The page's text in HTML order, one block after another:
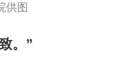
供图
。”